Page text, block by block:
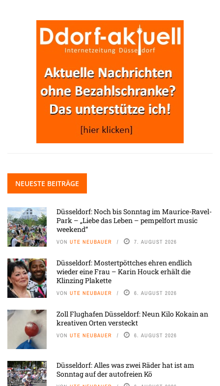
NEUESTE BEITRÄGE
Düsseldorf: Noch bis Sonntag im Maurice-Ravel-
Park – „Liebe das Leben – pempelfort music
weekend“
VON UTE NEUBAUER 7. AUGUST 2026
Düsseldorf: Mostertpöttches ehren endlich
wieder eine Frau – Karin Houck erhält die
Klinzing Plakette
VON UTE NEUBAUER 6. AUGUST 2026
Zoll Flughafen Düsseldorf: Neun Kilo Kokain an
kreativen Orten versteckt
VON UTE NEUBAUER 6. AUGUST 2026
Düsseldorf: Alles was zwei Räder hat ist am
Sonntag auf der autofreien Kö